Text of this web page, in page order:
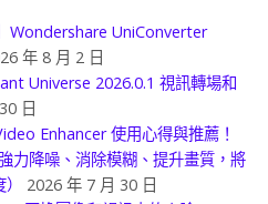
Wondershare UniConverter
年 8 月 2 日
Universe 2026.0.1 視訊轉場和
日
Enhancer 使用心得與推薦！
力降噪、消除模糊、提升畫質，將
） 2026 年 7 月 30 日
互換圖像和視訊中的人臉